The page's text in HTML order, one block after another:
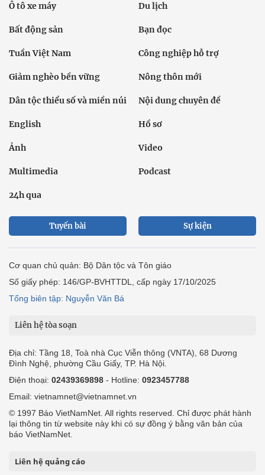
Ô tô xe máy Du lịch
Bất động sản Bạn đọc
Tuần Việt Nam Công nghiệp hỗ trợ
Giảm nghèo bền vững Nông thôn mới
Dân tộc thiểu số và miền núi Nội dung chuyên đề
English Hồ sơ
Ảnh Video
Multimedia Podcast
24h qua
Tuyến bài Sự kiện
Cơ quan chủ quản: Bộ Dân tộc và Tôn giáo
Số giấy phép: 146/GP-BVHTTDL, cấp ngày 17/10/2025
Tổng biên tập: Nguyễn Văn Bá
Liên hệ tòa soạn
Địa chỉ: Tầng 18, Toà nhà Cục Viễn thông (VNTA), 68 Dương
Đình Nghệ, phường Cầu Giấy, TP. Hà Nội.
Điện thoại: 02439369898 - Hotline: 0923457788
Email: vietnamnet@vietnamnet.vn
© 1997 Báo VietNamNet. All rights reserved. Chỉ được phát hành
lại thông tin từ website này khi có sự đồng ý bằng văn bản của
báo VietNamNet.
Liên hệ quảng cáo